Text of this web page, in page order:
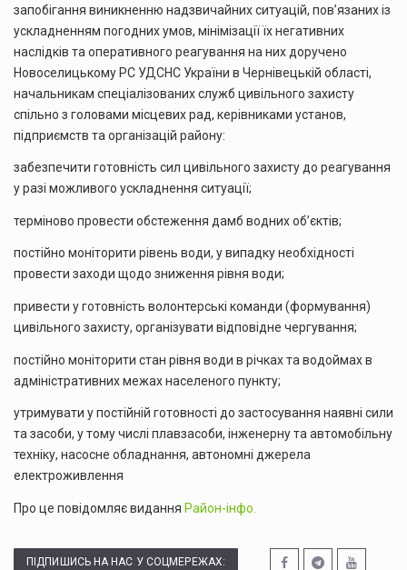
запобігання виникненню надзвичайних ситуацій, пов’язаних із
ускладненням погодних умов, мінімізації їх негативних
наслідків та оперативного реагування на них доручено
Новоселицькому РС УДСНС України в Чернівецькій області,
начальникам спеціалізованих служб цивільного захисту
спільно з головами місцевих рад, керівниками установ,
підприємств та організацій району:
забезпечити готовність сил цивільного захисту до реагування
у разі можливого ускладнення ситуації;
терміново провести обстеження дамб водних об’єктів;
постійно моніторити рівень води, у випадку необхідності
провести заходи щодо зниження рівня води;
привести у готовність волонтерські команди (формування)
цивільного захисту, організувати відповідне чергування;
постійно моніторити стан рівня води в річках та водоймах в
адміністративних межах населеного пункту;
утримувати у постійній готовності до застосування наявні сили
та засоби, у тому числі плавзасоби, інженерну та автомобільну
техніку, насосне обладнання, автономні джерела
електроживлення
Про це повідомляє видання Район-інфо.
ПІДПИШИСЬ НА НАС У СОЦМЕРЕЖАХ: